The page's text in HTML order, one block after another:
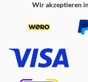
Wir akzeptieren